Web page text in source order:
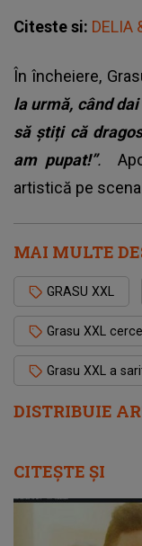
DISTRIBUIE
Citeste si: DELIA
În încheiere,
la urmă, când
să știți că
am pupat!”.
artistică pe
MAI MULTE
GRASU XXL
Grasu XXL
Grasu XXL a
CITEȘTE ȘI